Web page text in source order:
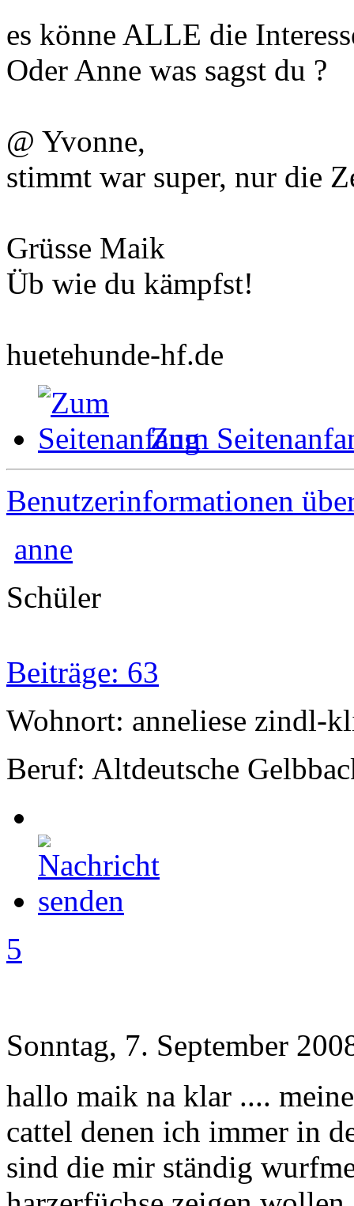
es könne ALLE die
Oder Anne was sagst du ?
@ Yvonne,
stimmt war super, nur die
Grüsse Maik
Üb wie du kämpfst!
huetehunde-hf.de
Zum
Benutzerinformationen
anne
Schüler
Beiträge: 63
Wohnort: anneliese zindl-
Beruf: Altdeutsche
5
Sonntag, 7. September
hallo maik na klar ....
cattel denen ich immer in
sind die mir ständig